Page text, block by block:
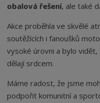
obalová řešení, ale také
Akce proběhla ve skvělé
soutěžících i fanoušků
vysoké úrovni a bylo
dělají srdcem.
Máme radost, že jsme
podpořit komunitní a